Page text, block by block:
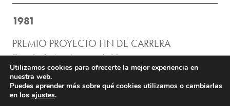
1981
PREMIO PROYECTO FIN DE CARRERA
Escuela de Arquitectura de Navarra.
PREMIO NACIONAL FIN DE ESTUDIOS DE
ARQUITECTURA
Utilizamos cookies para ofrecerte la mejor experiencia en
nuestra web.
Puedes aprender más sobre qué cookies utilizamos o cambiarlas
en los ajustes.